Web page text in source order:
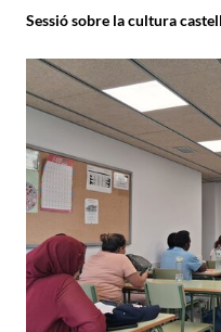
Sessió sobre la cultura